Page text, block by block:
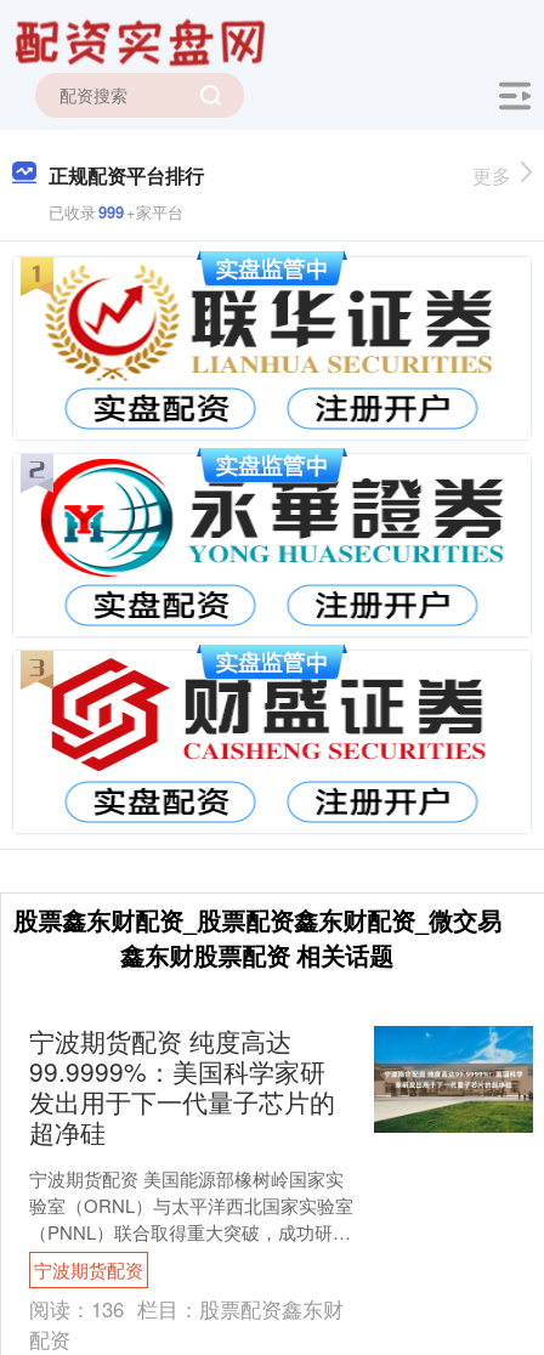
正规配资平台排行
已收录999+家平台
更多
股票鑫东财配资_股票配资鑫东财配资_微交易
鑫东财股票配资 相关话题
宁波期货配资 纯度高达
99.9999%：美国科学家研
发出用于下一代量子芯片的
超净硅
宁波期货配资 美国能源部橡树岭国家实
验室（ORNL）与太平洋西北国家实验室
（PNNL）联合取得重大突破，成功研发
出纯度高达99.9999%的超纯硅-28以及极
低....
宁波期货配资
阅读： 136 栏目： 股票配资鑫东财
配资